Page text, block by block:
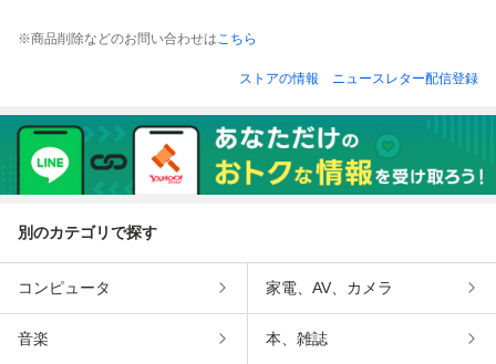
ウジヤマモト プー
※商品削除などのお問い合わせはこちら
ストアの情報 ニュースレター配信登録
別のカテゴリで探す
コンピュータ 家電、AV、カメラ
音楽 本、雑誌